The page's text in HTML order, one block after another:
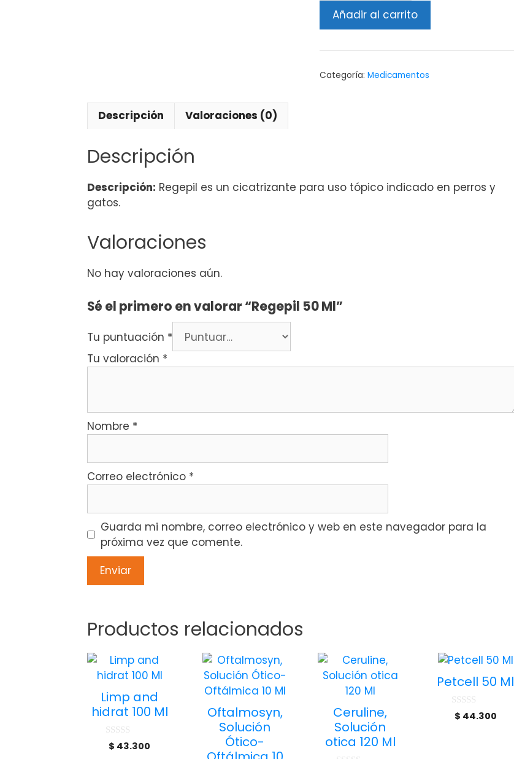
Añadir al carrito
Categoría:Medicamentos
Descripción Valoraciones (0)
Descripción
Descripción: Regepil es un cicatrizante para uso tópico indicado en perros y
gatos.
Valoraciones
No hay valoraciones aún.
Sé el primero en valorar “Regepil 50 Ml”
Tu puntuación *
Tu valoración *
Nombre *
Correo electrónico *
Guarda mi nombre, correo electrónico y web en este navegador para la
próxima vez que comente.
Productos relacionados
Limp and
hidrat 100 Ml
0
d$ 43.300
Oftalmosyn,
Solución
Ótico-
Ceruline,
Solución
otica 120 Ml
Petcell 50 Ml
0
d$ 44.300